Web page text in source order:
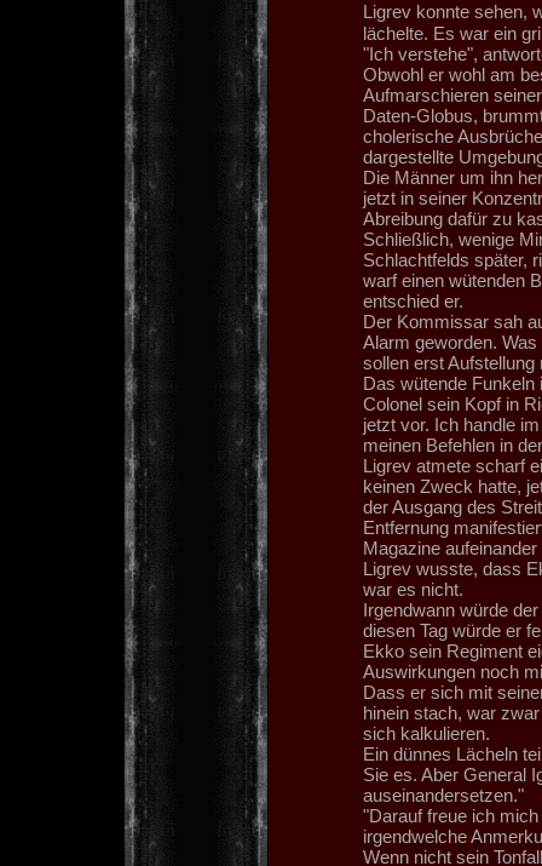
Ligrev konnte sehen,
lächelte. Es war ein
"Ich verstehe",
Obwohl er wohl am
Aufmarschieren
Daten-Globus,
cholerische
dargestellte
Die Männer um ihn
jetzt in seiner
Abreibung dafür zu
Schließlich, wenige
Schlachtfelds später,
warf einen wütenden
entschied er.
Der Kommissar sah
Alarm geworden.
sollen erst Aufstellung
Das wütende
Colonel sein Kopf in
jetzt vor. Ich handle
meinen Befehlen in
Ligrev atmete scharf
keinen Zweck hatte,
der Ausgang des
Entfernung
Magazine
Ligrev wusste, dass
war es nicht.
Irgendwann würde
diesen Tag würde er
Ekko sein Regiment
Auswirkungen noch
Dass er sich mit
hinein stach, war
sich kalkulieren.
Ein dünnes Lächeln
Sie es. Aber General
auseinandersetzen."
"Darauf freue ich
irgendwelche
Wenn nicht sein